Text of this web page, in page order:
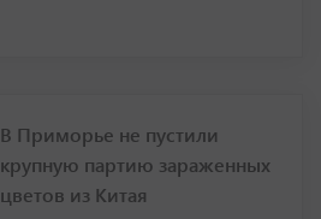
В Приморье не пустили
крупную партию зараженных
цветов из Китая